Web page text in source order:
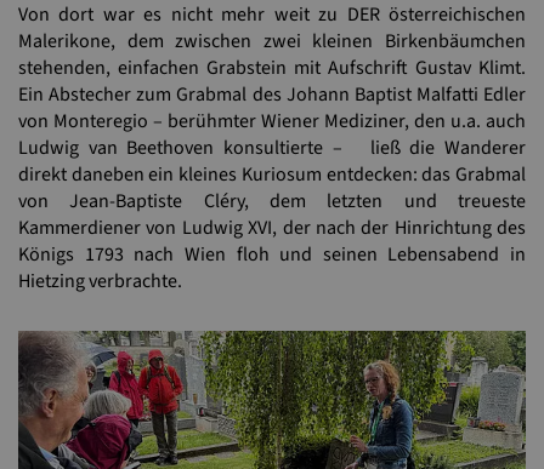
Von dort war es nicht mehr weit zu DER österreichischen
Malerikone, dem zwischen zwei kleinen Birkenbäumchen
stehenden, einfachen Grabstein mit Aufschrift Gustav Klimt.
Ein Abstecher zum Grabmal des Johann Baptist Malfatti Edler
von Monteregio – berühmter Wiener Mediziner, den u.a. auch
Ludwig van Beethoven konsultierte – ließ die Wanderer
direkt daneben ein kleines Kuriosum entdecken: das Grabmal
von Jean-Baptiste Cléry, dem letzten und treueste
Kammerdiener von Ludwig XVI, der nach der Hinrichtung des
Königs 1793 nach Wien floh und seinen Lebensabend in
Hietzing verbrachte.